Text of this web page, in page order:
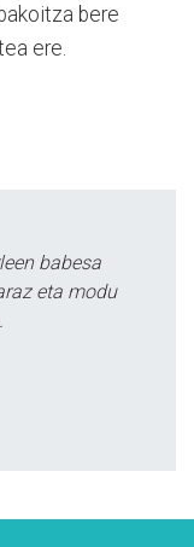
bere
ere.
babesa
eta modu